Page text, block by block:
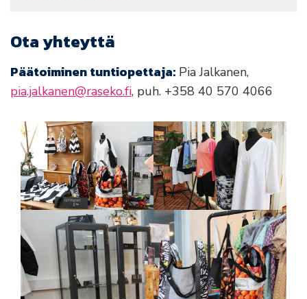
Ota yhteyttä
Päätoiminen tuntiopettaja: Pia Jalkanen,
pia.jalkanen@raseko.fi, puh. +358 40 570 4066